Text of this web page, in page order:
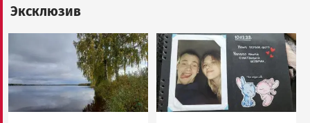
Эксклюзив
Image